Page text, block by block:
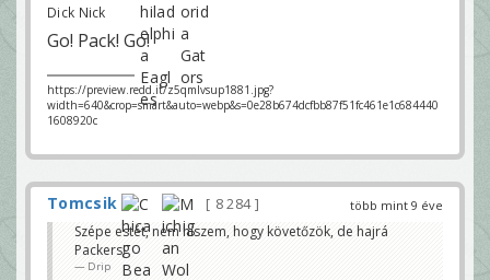
Dick Nick
Go! Pack! Go!
https://preview.redd.it/z5qmlvsup1881.jpg?
width=640&crop=smart&auto=webp&s=0e28b674dcfbb87f51fc461e1c684440
1608920c
több mint 9 éve
Tomcsik
8 284
Szépe estét, nem hiszem, hogy követőzök, de hajrá
Packers!
Drip